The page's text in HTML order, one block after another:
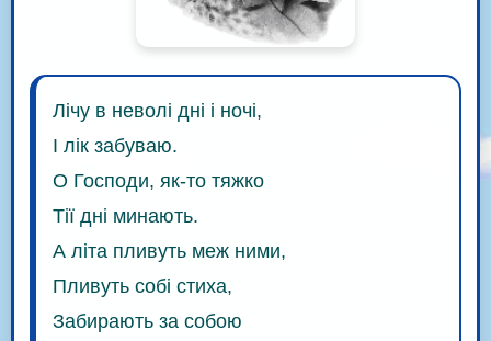
Лічу в неволі дні і ночі,
І лік забуваю.
О Господи, як-то тяжко
Тії дні минають.
А літа пливуть меж ними,
Пливуть собі стиха,
Забирають за собою